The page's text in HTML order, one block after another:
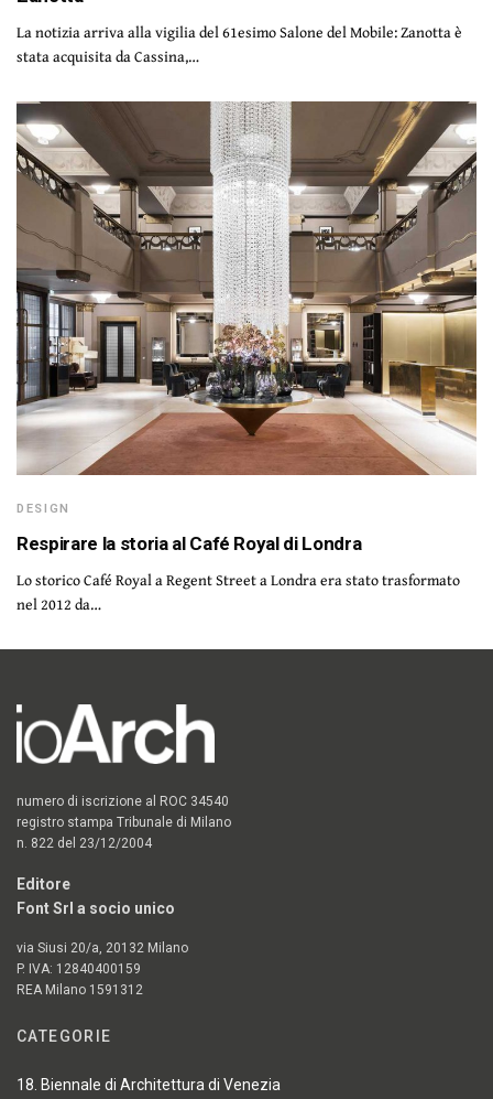
La notizia arriva alla vigilia del 61esimo Salone del Mobile: Zanotta è
stata acquisita da Cassina,…
DESIGN
Respirare la storia al Café Royal di Londra
Lo storico Café Royal a Regent Street a Londra era stato trasformato
nel 2012 da…
numero di iscrizione al ROC 34540
registro stampa Tribunale di Milano
n. 822 del 23/12/2004
Editore
Font Srl a socio unico
via Siusi 20/a, 20132 Milano
P. IVA: 12840400159
REA Milano 1591312
CATEGORIE
18. Biennale di Architettura di Venezia